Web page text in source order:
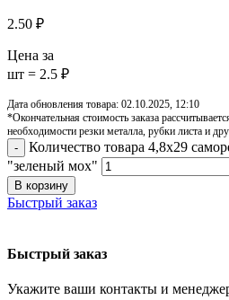
2.50 ₽
Цена за
шт = 2.5 ₽
Дата обновления товара: 02.10.2025, 12:10
*Окончательная стоимость заказа
необходимости резки металла, рубки листа и
Количество товара 4,8х29
"зеленый мох"
В корзину
Быстрый заказ
Быстрый заказ
Укажите ваши контакты и